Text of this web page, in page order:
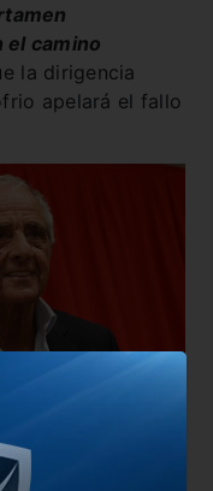
el camino
la dirigencia
apelará el fallo